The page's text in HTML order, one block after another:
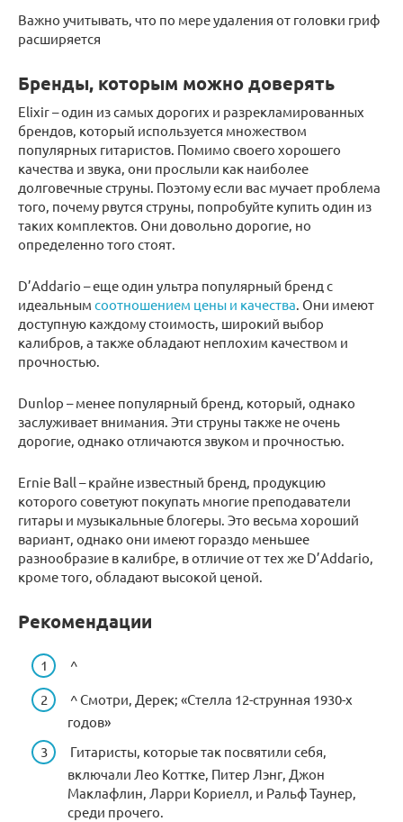
Важно учитывать, что по мере удаления от головки гриф
расширяется
Бренды, которым можно доверять
Elixir – один из самых дорогих и разрекламированных
брендов, который используется множеством
популярных гитаристов. Помимо своего хорошего
качества и звука, они прослыли как наиболее
долговечные струны. Поэтому если вас мучает проблема
того, почему рвутся струны, попробуйте купить один из
таких комплектов. Они довольно дорогие, но
определенно того стоят.
D’Addario – еще один ультра популярный бренд с
идеальным соотношением цены и качества . Они имеют
доступную каждому стоимость, широкий выбор
калибров, а также обладают неплохим качеством и
прочностью.
Dunlop – менее популярный бренд, который, однако
заслуживает внимания. Эти струны также не очень
дорогие, однако отличаются звуком и прочностью.
Ernie Ball – крайне известный бренд, продукцию
которого советуют покупать многие преподаватели
гитары и музыкальные блогеры. Это весьма хороший
вариант, однако они имеют гораздо меньшее
разнообразие в калибре, в отличие от тех же D’Addario,
кроме того, обладают высокой ценой.
Рекомендации
^
^ Смотри, Дерек; «Стелла 12-струнная 1930-х
годов»
Гитаристы, которые так посвятили себя,
включали Лео Коттке, Питер Лэнг, Джон
Маклафлин, Ларри Кориелл, и Ральф Таунер,
среди прочего.